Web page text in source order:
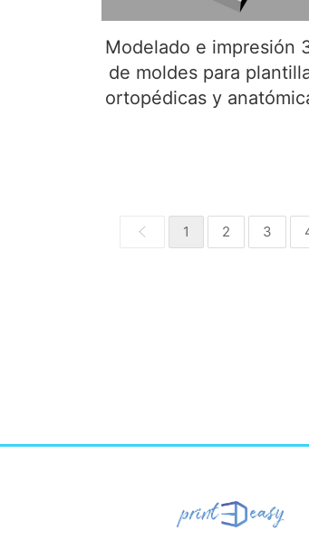
Modelado e impresión
de moldes para
ortopédicas y
1 2 3